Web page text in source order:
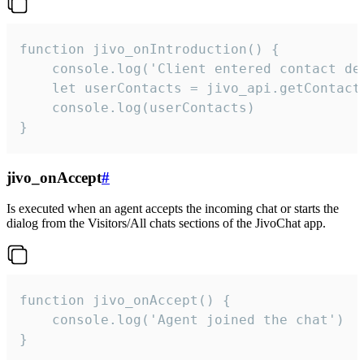
function jivo_onIntroduction() {
console.log('Client entered contact
let userContacts =
    console.log(userContacts)
}
jivo_onAccept#
Is executed when an agent accepts the incoming chat or starts the
dialog from the Visitors/All chats sections of the JivoChat app.
function jivo_onAccept() {
}